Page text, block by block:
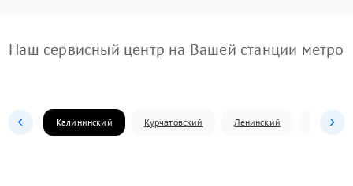
Наш сервисный центр на Вашей станции метро
Калининский Курчатовский Ленинский